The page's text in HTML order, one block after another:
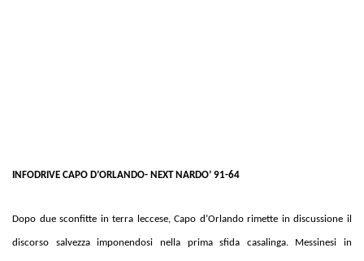
INFODRIVE CAPO D’ORLANDO- NEXT NARDO’ 91-64
Dopo due sconfitte in terra leccese, Capo d’Orlando rimette in discussione il
discorso salvezza imponendosi nella prima sfida casalinga. Messinesi in